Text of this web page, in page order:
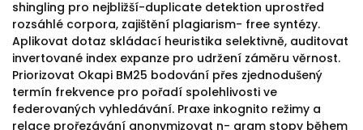
shingling pro nejbližší-duplicate detektion uprostřed
rozsáhlé corpora, zajištění plagiarism- free syntézy.
Aplikovat dotaz skládací heuristika selektivně, auditovat
invertované index expanze pro udržení záměru věrnost.
Priorizovat Okapi BM25 bodování přes zjednodušený
termín frekvence pro pořadí spolehlivosti ve
federovaných vyhledávání. Praxe inkognito režimy a
relace prořezávání anonymizovat n- gram stopy během